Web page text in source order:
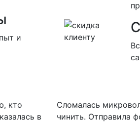
и
кто
в
Сломалась
чинить. Отправила